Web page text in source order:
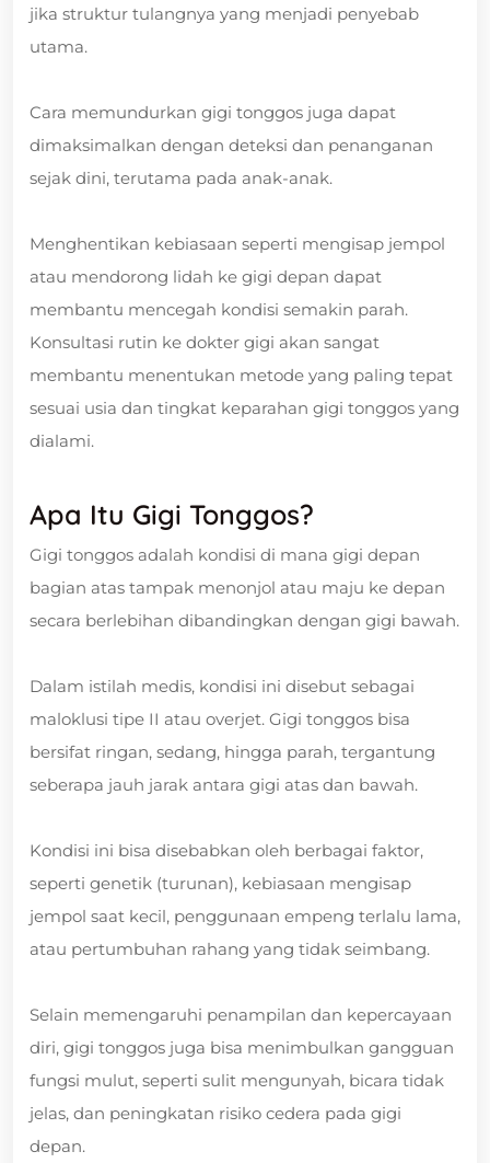
jika struktur tulangnya yang menjadi penyebab
utama.
Cara memundurkan gigi tonggos juga dapat
dimaksimalkan dengan deteksi dan penanganan
sejak dini, terutama pada anak-anak.
Menghentikan kebiasaan seperti mengisap jempol
atau mendorong lidah ke gigi depan dapat
membantu mencegah kondisi semakin parah.
Konsultasi rutin ke dokter gigi akan sangat
membantu menentukan metode yang paling tepat
sesuai usia dan tingkat keparahan gigi tonggos yang
dialami.
Apa Itu Gigi Tonggos?
Gigi tonggos adalah kondisi di mana gigi depan
bagian atas tampak menonjol atau maju ke depan
secara berlebihan dibandingkan dengan gigi bawah.
Dalam istilah medis, kondisi ini disebut sebagai
maloklusi tipe II atau overjet. Gigi tonggos bisa
bersifat ringan, sedang, hingga parah, tergantung
seberapa jauh jarak antara gigi atas dan bawah.
Kondisi ini bisa disebabkan oleh berbagai faktor,
seperti genetik (turunan), kebiasaan mengisap
jempol saat kecil, penggunaan empeng terlalu lama,
atau pertumbuhan rahang yang tidak seimbang.
Selain memengaruhi penampilan dan kepercayaan
diri, gigi tonggos juga bisa menimbulkan gangguan
fungsi mulut, seperti sulit mengunyah, bicara tidak
jelas, dan peningkatan risiko cedera pada gigi
depan.